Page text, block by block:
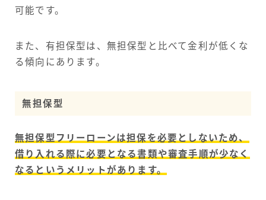
可能です。
また、有担保型は、無担保型と比べて金利が低くな
る傾向にあります。
無担保型
無担保型フリーローンは担保を必要としないため、
借り入れる際に必要となる書類や審査手順が少なく
なるというメリットがあります。